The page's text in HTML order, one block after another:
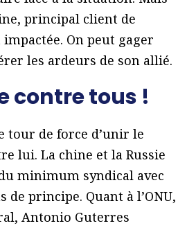
principal client de
On peut gager
les ardeurs de son allié.
contre tous !
tour de force d’unir le
lui. La chine et la Russie
minimum syndical avec
de principe. Quant à l’ONU,
Antonio Guterres